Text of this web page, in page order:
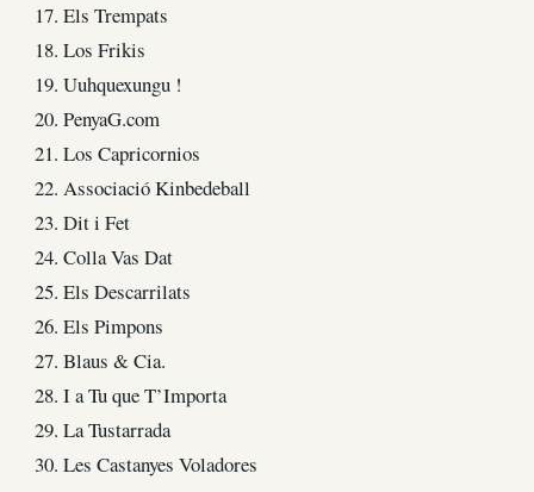
17. Els Trempats
18. Los Frikis
19. Uuhquexungu !
20. PenyaG.com
21. Los Capricornios
22. Associació Kinbedeball
23. Dit i Fet
24. Colla Vas Dat
25. Els Descarrilats
26. Els Pimpons
27. Blaus & Cia.
28. I a Tu que T’Importa
29. La Tustarrada
30. Les Castanyes Voladores